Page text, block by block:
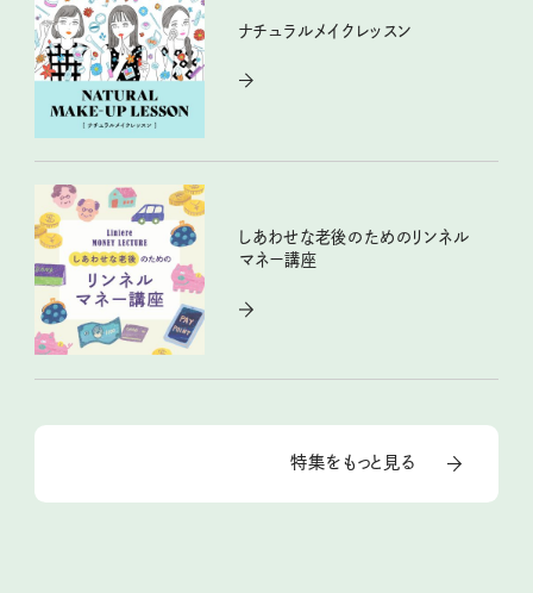
ナチュラルメイクレッスン
しあわせな老後のためのリンネル
マネー講座
特集をもっと見る